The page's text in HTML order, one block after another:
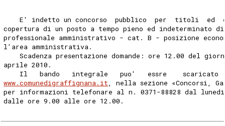
E' indetto un concorso  pubblico  per  titoli  ed
copertura di un posto a tempo pieno ed indeterminato
professionale amministrativo - cat. B - posizione
l'area amministrativa.
Scadenza presentazione domande: ore 12.00 del
aprile 2010.
Il   bando   integrale   puo'   essre    scaricato
www.comunedigraffignana.it , nella sezione «Concorsi,
per informazioni telefonare al n. 0371-88828 dal
dalle ore 9.00 alle ore 12.00.